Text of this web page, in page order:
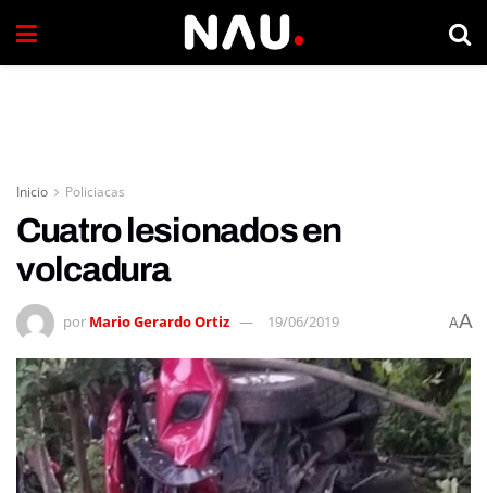
Inicio Policiacas
Cuatro lesionados en
volcadura
por Mario Gerardo Ortiz 19/06/2019 AA